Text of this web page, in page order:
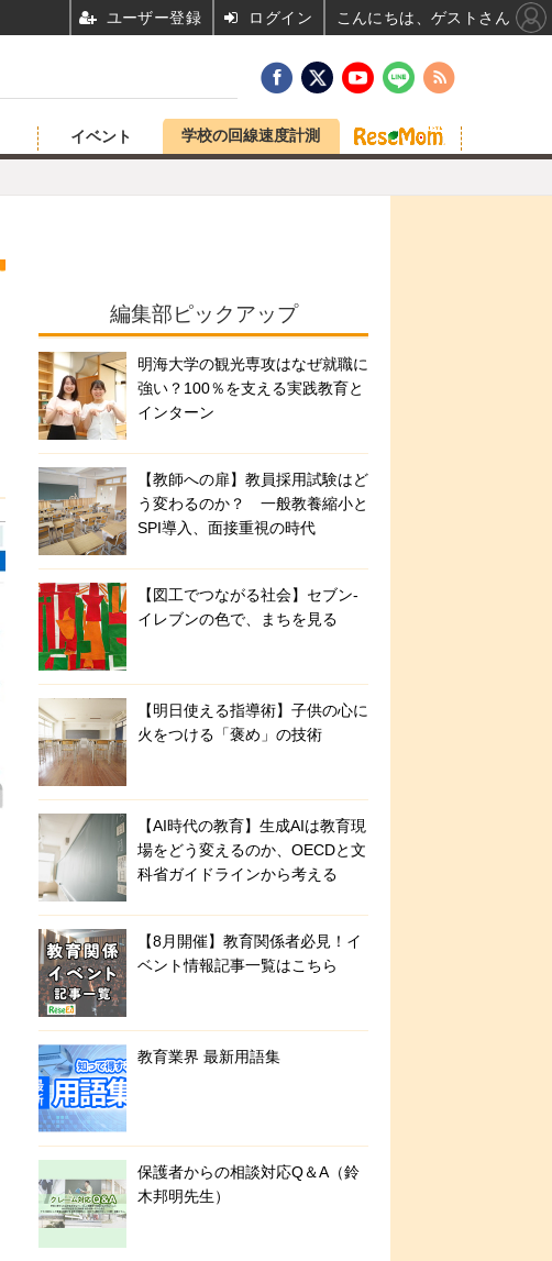
イベント 学校の回線速度計測
編集部ピックアップ
明海大学の観光専攻はなぜ就職に
強い？100％を支える実践教育と
インターン
【教師への扉】教員採用試験はど
う変わるのか？ 一般教養縮小と
SPI導入、面接重視の時代
【図工でつながる社会】セブン‐
イレブンの色で、まちを見る
【明日使える指導術】子供の心に
火をつける「褒め」の技術
【AI時代の教育】生成AIは教育現
場をどう変えるのか、OECDと文
科省ガイドラインから考える
【8月開催】教育関係者必見！イ
ベント情報記事一覧はこちら
教育業界 最新用語集
保護者からの相談対応Q＆A（鈴
木邦明先生）
ユーザー登録 ログイン こんにちは、ゲストさん